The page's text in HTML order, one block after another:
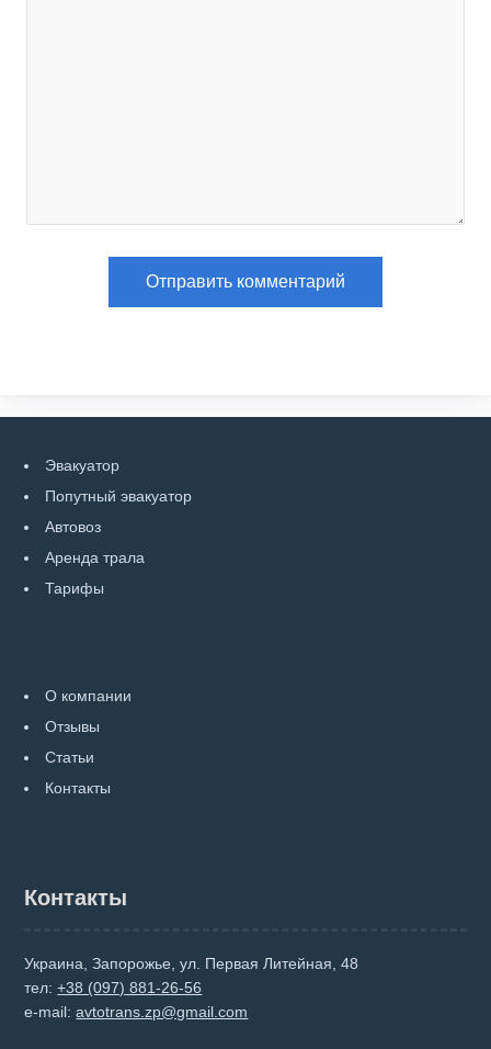
Эвакуатор
Попутный эвакуатор
Автовоз
Аренда трала
Тарифы
О компании
Отзывы
Статьи
Контакты
Контакты
Украина, Запорожье, ул. Первая Литейная, 48
тел:+38 (097) 881-26-56
e-mail:avtotrans.zp@gmail.com